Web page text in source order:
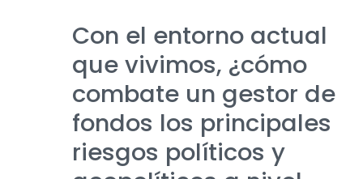
Con el entorno actual
que vivimos, ¿cómo
combate un gestor de
fondos los principales
riesgos políticos y